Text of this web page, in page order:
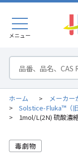
メニュー
ホーム > メーカー
> Solstice-Fluka™（
> 1mol/L(2N) 硫酸濃